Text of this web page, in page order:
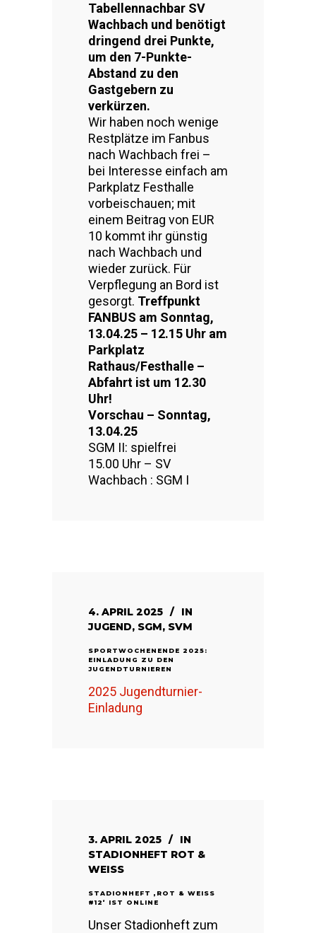
Tabellennachbar SV
Wachbach und benötigt
dringend drei Punkte,
um den 7-Punkte-
Abstand zu den
Gastgebern zu
verkürzen.
Wir haben noch wenige
Restplätze im Fanbus
nach Wachbach frei –
bei Interesse einfach am
Parkplatz Festhalle
vorbeischauen; mit
einem Beitrag von EUR
10 kommt ihr günstig
nach Wachbach und
wieder zurück. Für
Verpflegung an Bord ist
gesorgt. Treffpunkt
FANBUS am Sonntag,
13.04.25 – 12.15 Uhr am
Parkplatz
Rathaus/Festhalle –
Abfahrt ist um 12.30
Uhr!
Vorschau – Sonntag,
13.04.25
SGM II: spielfrei
15.00 Uhr – SV
Wachbach : SGM I
4. APRIL 2025
IN
JUGEND, SGM, SVM
SPORTWOCHENENDE 2025:
EINLADUNG ZU DEN
JUGENDTURNIEREN
2025 Jugendturnier-
Einladung
3. APRIL 2025
IN
STADIONHEFT ROT &
WEISS
STADIONHEFT ‚ROT & WEISS #
12‘ IST ONLINE
Unser Stadionheft zum